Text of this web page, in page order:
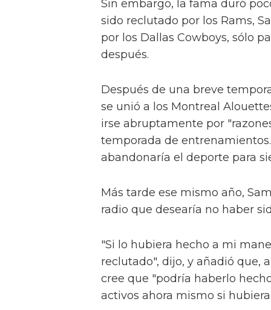
Sin embargo, la fama duró
sido reclutado por los Rams,
por los Dallas Cowboys, sólo
después.
Después de una breve
se unió a los Montreal
irse abruptamente por
temporada de
abandonaría el deporte para
Más tarde ese mismo año,
radio que desearía no haber
"Si lo hubiera hecho a mi
reclutado", dijo, y añadió que,
cree que "podría haberlo
activos ahora mismo si